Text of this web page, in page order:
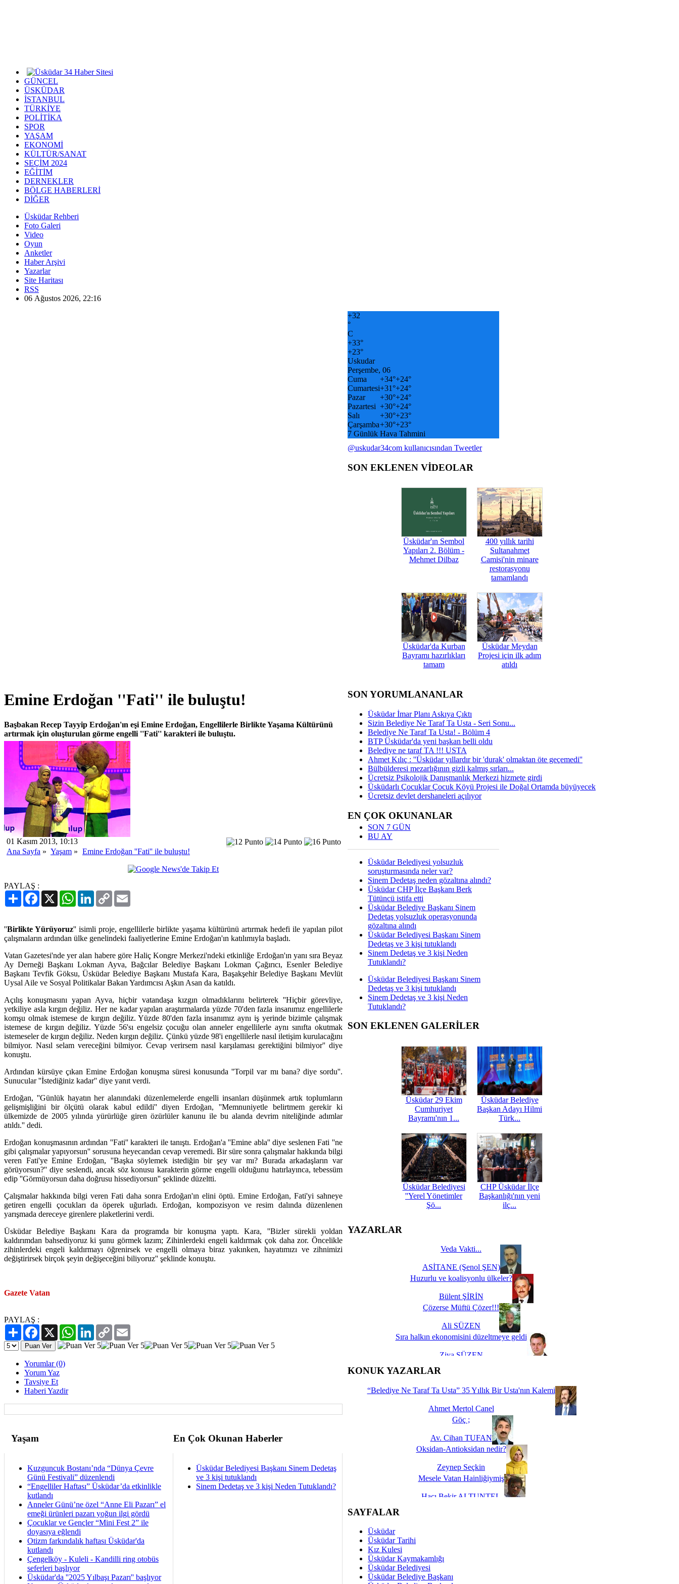
GÜNCEL
ÜSKÜDAR
İSTANBUL
TÜRKİYE
POLİTİKA
SPOR
YAŞAM
EKONOMİ
KÜLTÜR/SANAT
SEÇİM 2024
EĞİTİM
DERNEKLER
BÖLGE HABERLERİ
DİĞER
Üsküdar Rehberi
Foto Galeri
Video
Oyun
Anketler
Haber Arşivi
Yazarlar
Site Haritası
RSS
06 Ağustos 2026, 22:16
Emine Erdoğan ''Fati'' ile buluştu!
Başbakan Recep Tayyip Erdoğan'ın eşi Emine Erdoğan, Engellilerle Birlikte Yaşama Kültürünü
artırmak için oluşturulan görme engelli ''Fati'' karakteri ile buluştu.
01 Kasım 2013, 10:13
Ana Sayfa » Yaşam » Emine Erdoğan ''Fati'' ile buluştu!
PAYLAŞ :
PaylaşFacebook
X WhatsAppLinkedIn
Copy
Link
''Birlikte Yürüyoruz'' isimli proje, engellilerle birlikte yaşama kültürünü artırmak hedefi ile yapılan pilot
çalışmaların ardından ülke genelindeki faaliyetlerine Emine Erdoğan'ın katılımıyla başladı.
Vatan Gazetesi'nde yer alan habere göre Haliç Kongre Merkezi'ndeki etkinliğe Erdoğan'ın yanı sıra Beyaz
Ay Derneği Başkanı Lokman Ayva, Bağcılar Belediye Başkanı Lokman Çağırıcı, Esenler Belediye
Başkanı Tevfik Göksu, Üsküdar Belediye Başkanı Mustafa Kara, Başakşehir Belediye Başkanı Mevlüt
Uysal Aile ve Sosyal Politikalar Bakan Yardımcısı Aşkın Asan da katıldı.
Açılış konuşmasını yapan Ayva, hiçbir vatandaşa kızgın olmadıklarını belirterek ''Hiçbir görevliye,
yetkiliye asla kırgın değiliz. Her ne kadar yapılan araştırmalarda yüzde 70'den fazla insanımız engellilerle
komşu olmak istemese de kırgın değiliz. Yüzde 80'den fazla insanımız aynı iş yerinde bizimle çalışmak
istemese de kırgın değiliz. Yüzde 56'sı engelsiz çocuğu olan anneler engellilerle aynı sınıfta okutmak
istemeseler de kırgın değiliz. Neden kırgın değiliz. Çünkü yüzde 98'i engellilerle nasıl iletişim kurulacağını
bilmiyor. Nasıl selam vereceğini bilmiyor. Cevap verirsem nasıl karşılaması gerektiğini bilmiyor'' diye
konuştu.
Ardından kürsüye çıkan Emine Erdoğan konuşma süresi konusunda ''Torpil var mı bana? diye sordu''.
Sunucular ''İstediğiniz kadar'' diye yanıt verdi.
Erdoğan, ''Günlük hayatın her alanındaki düzenlemelerde engelli insanları düşünmek artık toplumların
gelişmişliğini bir ölçütü olarak kabul edildi'' diyen Erdoğan, ''Memnuniyetle belirtmem gerekir ki
ülkemizde de 2005 yılında yürürlüğe giren özürlüler kanunu ile bu alanda devrim niteliğinde adımlar
atıldı.'' dedi.
Erdoğan konuşmasının ardından ''Fati'' karakteri ile tanıştı. Erdoğan'a ''Emine abla'' diye seslenen Fati ''ne
gibi çalışmalar yapıyorsun'' sorusuna heyecandan cevap veremedi. Bir süre sonra çalışmalar hakkında bilgi
veren Fati'ye Emine Erdoğan, ''Başka söylemek istediğin bir şey var mı? Burada arkadaşların var
görüyorsun?'' diye seslendi, ancak söz konusu karakterin görme engelli olduğunu hatırlayınca, tebessüm
edip ''Görmüyorsun daha doğrusu hissediyorsun'' şeklinde düzeltti.
Çalışmalar hakkında bilgi veren Fati daha sonra Erdoğan'ın elini öptü. Emine Erdoğan, Fati'yi sahneye
getiren engelli çocukları da öperek uğurladı. Erdoğan, kompozisyon ve resim dalında düzenlenen
yarışmada dereceye girenlere plaketlerini verdi.
Üsküdar Belediye Başkanı Kara da programda bir konuşma yaptı. Kara, ''Bizler sürekli yoldan
kaldırımdan bahsediyoruz ki şunu görmek lazım; Zihinlerdeki engeli kaldırmak çok daha zor. Öncelikle
zihinlerdeki engeli kaldırmayı öğrenirsek ve engelli olmaya biraz yakınken, hayatımızı ve zihnimizi
değiştirirsek birçok şeyin değişeceğini biliyoruz'' şeklinde konuştu.
Gazete Vatan
PAYLAŞ :
PaylaşFacebook
X WhatsAppLinkedIn
Copy
Link
Yorumlar (0)
Yorum Yaz
Tavsiye Et
Haberi Yazdir
Yaşam En Çok Okunan Haberler
Kuzguncuk Bostanı’nda “Dünya Çevre
Günü Festivali” düzenlendi
“Engelliler Haftası” Üsküdar’da etkinlikle
kutlandı
Anneler Günü’ne özel “Anne Eli Pazarı” el
emeği ürünleri pazarı yoğun ilgi gördü
Çocuklar ve Gençler “Mini Fest 2” ile
doyasıya eğlendi
Otizm farkındalık haftası Üsküdar'da
kutlandı
Çengelköy - Kuleli - Kandilli ring otobüs
seferleri başlıyor
Üsküdar'da ''2025 Yılbaşı Pazarı'' başlıyor
Üsküdar Belediyesi Başkanı Sinem Dedetaş
ve 3 kişi tutuklandı
Sinem Dedetaş ve 3 kişi Neden Tutuklandı?
+32
°
C
+33°
+23°
Uskudar
Perşembe, 06
Cuma
+34°+24°
Cumartesi+31°+24°
Pazar
+30°+24°
Pazartesi +30°+24°
Salı
+30°+23°
Çarşamba+30°+23°
7 Günlük Hava Tahmini
@uskudar34com kullanıcısından Tweetler
SON EKLENEN VİDEOLAR
Üsküdar'ın Sembol
Yapıları 2. Bölüm -
Mehmet Dilbaz
400 yıllık tarihi
Sultanahmet
Camisi'nin minare
restorasyonu
tamamlandı
Üsküdar'da Kurban
Bayramı hazırlıkları
tamam
Üsküdar Meydan
Projesi için ilk adım
atıldı
SON YORUMLANANLAR
Üsküdar İmar Planı Askıya Çıktı
Sizin Belediye Ne Taraf Ta Usta - Seri Sonu...
Belediye Ne Taraf Ta Usta! - Bölüm 4
BTP Üsküdar'da yeni başkan belli oldu
Belediye ne taraf TA !!! USTA
Ahmet Kılıç : ''Üsküdar yıllardır bir 'durak' olmaktan öte geçemedi''
Bülbülderesi mezarlığının gizli kalmış sırları...
Ücretsiz Psikolojik Danışmanlık Merkezi hizmete girdi
Üsküdarlı Çocuklar Çocuk Köyü Projesi ile Doğal Ortamda büyüyecek
Ücretsiz devlet dershaneleri açılıyor
EN ÇOK OKUNANLAR
SON 7 GÜN
BU AY
Üsküdar Belediyesi yolsuzluk
soruşturmasında neler var?
Sinem Dedetaş neden gözaltına alındı?
Üsküdar CHP İlçe Başkanı Berk
Tütüncü istifa etti
Üsküdar Belediye Başkanı Sinem
Dedetaş yolsuzluk operasyonunda
gözaltına alındı
Üsküdar Belediyesi Başkanı Sinem
Dedetaş ve 3 kişi tutuklandı
Sinem Dedetaş ve 3 kişi Neden
Tutuklandı?
Üsküdar Belediyesi Başkanı Sinem
Dedetaş ve 3 kişi tutuklandı
Sinem Dedetaş ve 3 kişi Neden
Tutuklandı?
SON EKLENEN GALERİLER
Üsküdar 29 Ekim
Cumhuriyet
Bayramı'nın 1...
Üsküdar Belediye
Başkan Adayı Hilmi
Türk...
Üsküdar Belediyesi
''Yerel Yönetimler
Şö...
CHP Üsküdar İlçe
Başkanlığı'nın yeni
ilç...
YAZARLAR
Veda Vakti...
ASİTANE (Şenol ŞEN)
Huzurlu ve koalisyonlu ülkeler?
Bülent ŞİRİN
Çözerse Müftü Çözer!!!
Ali SÜZEN
Sıra halkın ekonomisini düzeltmeye geldi
Ziya SÜZEN
İşte Biz buyuz...
KONUK YAZARLAR
“Belediye Ne Taraf Ta Usta” 35 Yıllık Bir Usta'nın Kalemi
Ahmet Mertol Canel
Göç ;
Av. Cihan TUFAN
Oksidan-Antioksidan nedir?
Zeynep Seçkin
Mesele Vatan Hainliğiymiş
Hacı Bekir ALTUNTEL
Dünya Fani, Ama Kısa Bir Süre De Olsa Burdayız
Savaş ŞENEL
Hukukun Adaleti Kalmadı Üstadım!
SAYFALAR
Üsküdar
Üsküdar Tarihi
Kız Kulesi
Üsküdar Kaymakamlığı
Üsküdar Belediyesi
Üsküdar Belediye Başkanı